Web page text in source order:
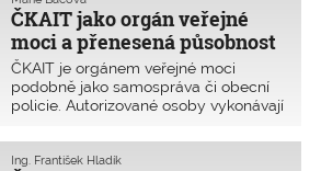
s poukázáním na věcnou nejasnost
takto formulovaného smluvního
závazku nedoporučuje na tento
smluvní požadavek přistupovat.
ČKAIT jako orgán veřejné
moci a přenesená působnost
státní správy
ČKAIT je orgánem veřejné moci
podobně jako samospráva či obecní
policie. Autorizované osoby vykonávají
při výkonu vybraných činností ve
výstavbě, které definuje stavební
Ing. František Hladík